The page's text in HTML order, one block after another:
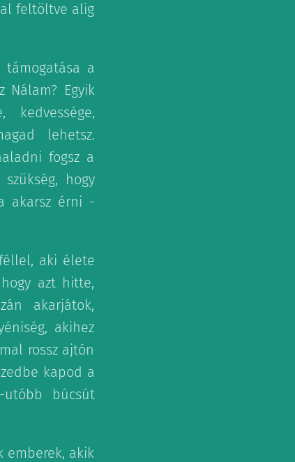
feltöltve alig
támogatása a
Nálam? Egyik
kedvessége,
lehetsz.
fogsz a
hogy
akarsz érni -
aki élete
azt hitte,
akarjátok,
akihez
rossz ajtón
kapod a
utóbb búcsút
emberek, akik